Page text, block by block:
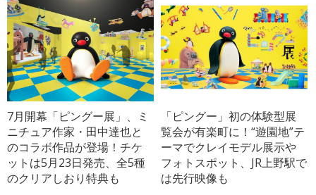
7月開幕「ピングー展」、ミ
ニチュア作家・田中達也と
のコラボ作品が登場！チケ
ットは5月23日発売、全5種
のクリアしおり特典も
「ピングー」初の体験型展
覧会が有楽町に！“遊園地”テ
ーマでクレイモデル展示や
フォトスポット、JR上野駅で
は先行映像も